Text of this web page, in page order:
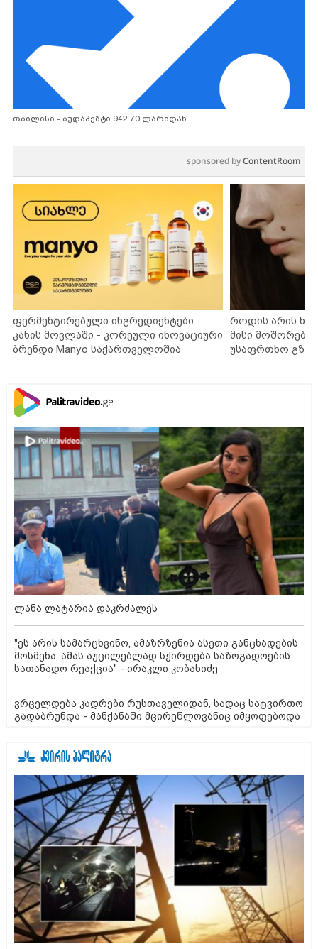
თბილისი - ბუდაპეშტი 942.70 ლარიდან
sponsored byContentRoom
ფერმენტირებული ინგრედიენტები
კანის მოვლაში - კორეული ინოვაციური
ბრენდი Manyo საქართველოშია
როდის არის
მისი
უსაფრთხო
ლანა ლატარია დაკრძალეს
"ეს არის სამარცხვინო, ამაზრზენია ასეთი განცხადების
მოსმენა, ამას აუცილებლად სჭირდება საზოგადოების
სათანადო რეაქცია" - ირაკლი კობახიძე
ვრცელდება კადრები რუსთაველიდან, სადაც სატვირთო
გადაბრუნდა - მანქანაში მცირეწლოვანიც იმყოფებოდა